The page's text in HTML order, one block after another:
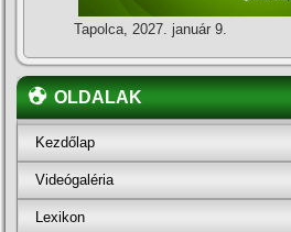
Tapolca, 2027. január 9.
OLDALAK
Kezdőlap
Videógaléria
Lexikon